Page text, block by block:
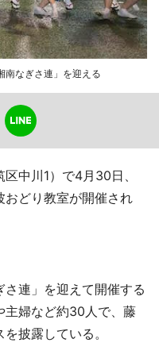
南なぎさ連」を迎える
中川1）で4月30日、
おどり教室が開催され
連」を迎えて開催する
主婦など約30人で、藤
披露している。